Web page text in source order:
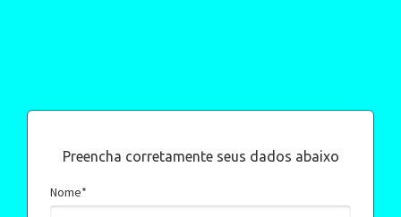
Preencha corretamente seus dados abaixo
Nome*